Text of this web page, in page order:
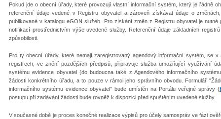
Pokud jde o obecní úřady, které provozují vlastní informační systém, který je řádně
referenční údaje vedené v Registru obyvatel a zároveň získávat údaje o
publikované v katalogu eGON služeb. Pro získání změn z Registru obyvatel je
notifikací prostřednictvím výše uvedené služby. Referenční údaje základních
způsobilosti.
Pro ty obecní úřady, které nemají zaregistrovaný agendový informační systém, se
registrech, ve znění pozdějších předpisů, připravuje služba umožňující využívání
systému evidence obyvatel (do budoucna také z Agendového informačního
žádosti konkrétního úřadu, a to pouze v rámci jeho správního obvodu. Formulář
informačního systému evidence obyvatel" bude umístěn na Portálu veřejné správy (
postupu při zadávání žádosti bude rovněž k dispozici před spuštěním uvedené služby.
V současné době je proces konečné realizace výpisů pro účely samospráv ve fázi